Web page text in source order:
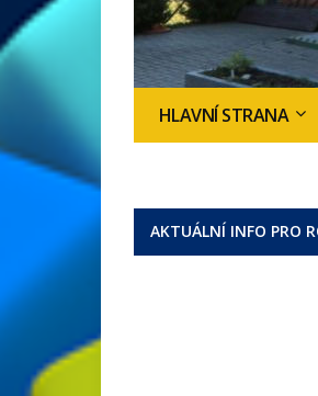
HLAVNÍ STRANA
AKTUÁLNÍ INFO PRO